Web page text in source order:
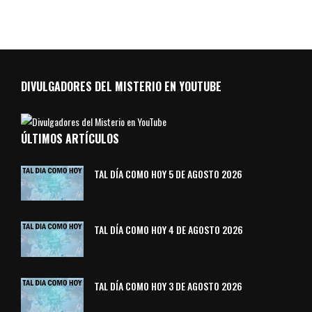
DIVULGADORES DEL MISTERIO EN YOUTUBE
ÚLTIMOS ARTÍCULOS
TAL DÍA COMO HOY 5 DE AGOSTO 2026
TAL DÍA COMO HOY 4 DE AGOSTO 2026
TAL DÍA COMO HOY 3 DE AGOSTO 2026